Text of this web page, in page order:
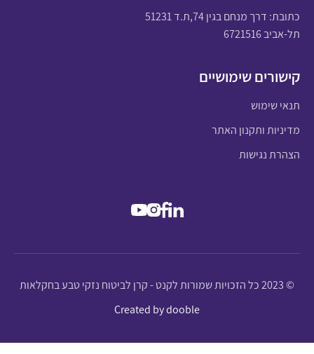
כתובת: דרך מנחם בגין 74,ת.ד 51231
תל-אביב 6721516
קישורים שימושיים
תנאי שימוש
מדיניות ותקנון האתר
הצהרת נגישות
© 2023 כל הזכויות שמורות לקנט - קרן לביטוח נזקי טבע בחקלאות
Created by dooble